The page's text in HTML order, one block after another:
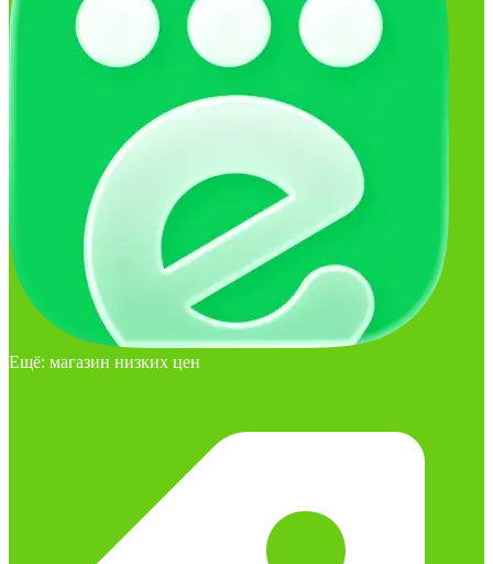
Ещё: магазин низких цен